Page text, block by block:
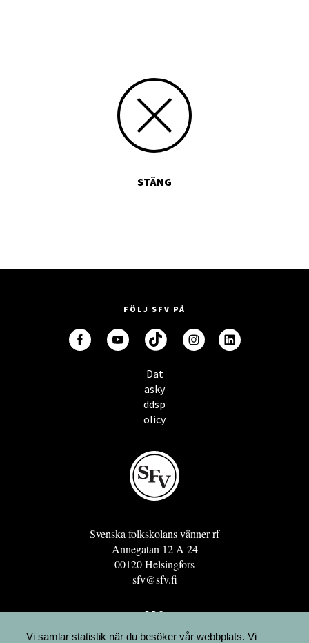
STÄNG
FÖLJ SFV PÅ
Dat
asky
ddsp
olicy
Svenska folkskolans vänner rf
Annegatan 12 A 24
00120 Helsingfors
sfv@sfv.fi
GRO
FÖRENINGSRESURSEN
Vi samlar statistik när du besöker vår webbplats. Vi